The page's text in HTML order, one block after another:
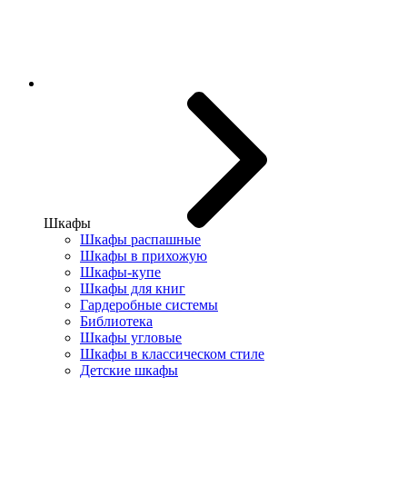
Шкафы
Шкафы распашные
Шкафы в прихожую
Шкафы-купе
Шкафы для книг
Гардеробные системы
Библиотека
Шкафы угловые
Шкафы в классическом стиле
Детские шкафы